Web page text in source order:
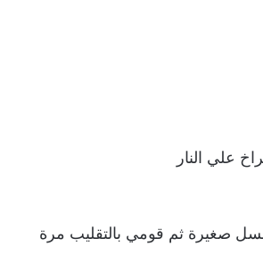
علي النار
صغيرة ثم قومي بالتقليب مرة